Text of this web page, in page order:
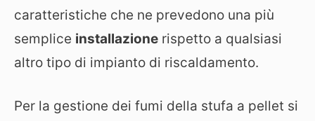
caratteristiche che ne prevedono una più
semplice installazione rispetto a qualsiasi
altro tipo di impianto di riscaldamento.
Per la gestione dei fumi della stufa a pellet si